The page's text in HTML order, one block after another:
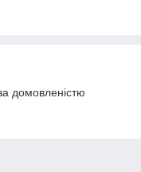
домовленістю